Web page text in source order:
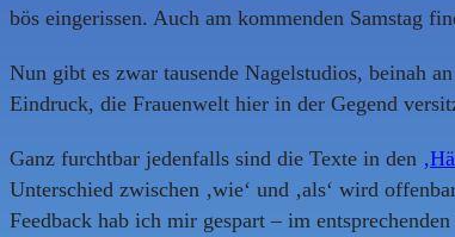
bös eingerissen. Auch am kommenden Samstag
Nun gibt es zwar tausende Nagelstudios, beinah
Eindruck, die Frauenwelt hier in der Gegend
Ganz furchtbar jedenfalls sind die Texte in den
Unterschied zwischen ‚wie‘ und ‚als‘ wird
Feedback hab ich mir gespart – im